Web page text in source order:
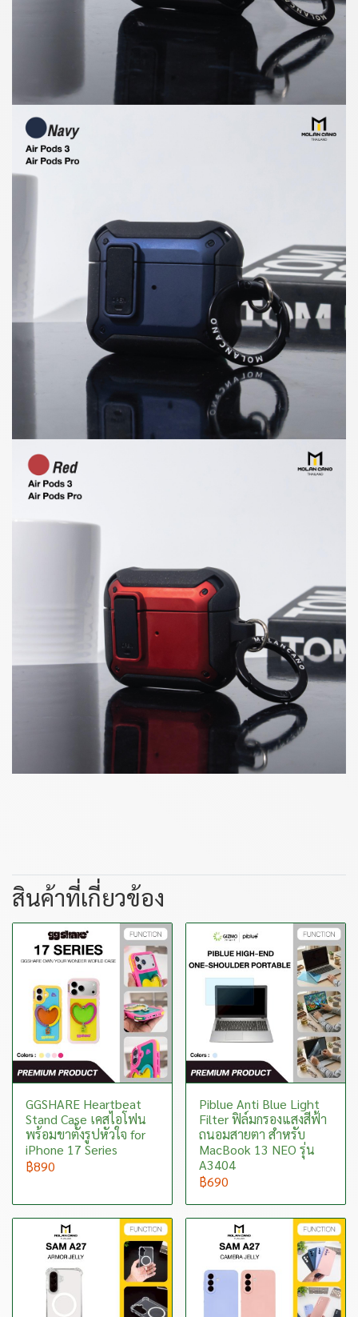
สินค้าที่เกี่ยวข้อง
GGSHARE Heartbeat
Stand Case เคสไอโฟน
พร้อมขาตั้งรูปหัวใจ for
iPhone 17 Series
฿890
Piblue Anti Blue Light
Filter ฟิล์มกรองแสงสีฟ้า
ถนอมสายตา สำหรับ
MacBook 13 NEO รุ่น
A3404
฿690